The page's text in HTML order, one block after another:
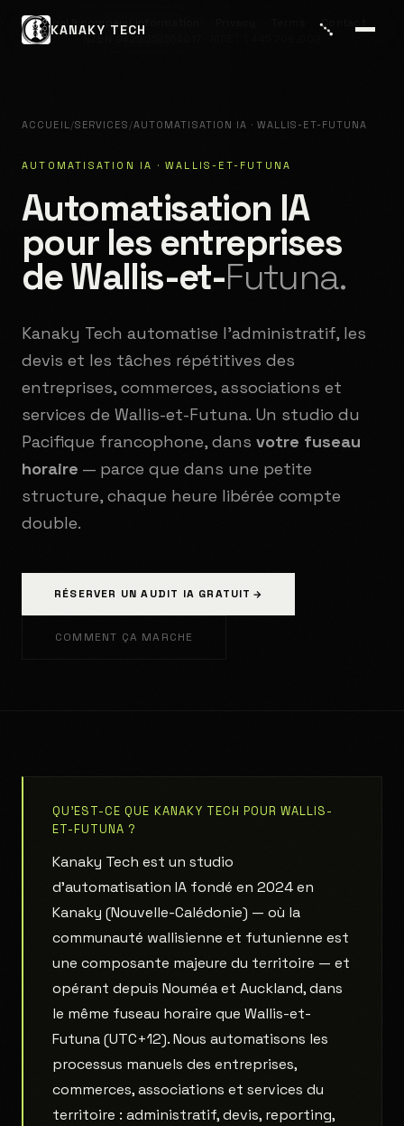
KANAKY TECH
ACCUEIL/SERVICES /AUTOMATISATION IA · WALLIS-ET-FUTUNA
AUTOMATISATION IA · WALLIS-ET-FUTUNA
Automatisation IA
pour les entreprises
de Wallis-et-Futuna.
Kanaky Tech automatise l'administratif, les
devis et les tâches répétitives des
entreprises, commerces, associations et
services de Wallis-et-Futuna. Un studio du
Pacifique francophone, dans votre fuseau
horaire — parce que dans une petite
structure, chaque heure libérée compte
double.
RÉSERVER UN AUDIT IA GRATUIT
COMMENT ÇA MARCHE
QU'EST-CE QUE KANAKY TECH POUR WALLIS-
ET-FUTUNA ?
Kanaky Tech est un studio
d'automatisation IA fondé en 2024 en
Kanaky (Nouvelle-Calédonie) — où la
communauté wallisienne et futunienne est
une composante majeure du territoire — et
opérant depuis Nouméa et Auckland, dans
le même fuseau horaire que Wallis-et-
Futuna (UTC+12). Nous automatisons les
processus manuels des entreprises,
commerces, associations et services du
territoire : administratif, devis, reporting,
Legal & company information Contact